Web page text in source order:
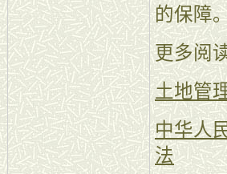
的保障
更多阅
土地管
中华人
法